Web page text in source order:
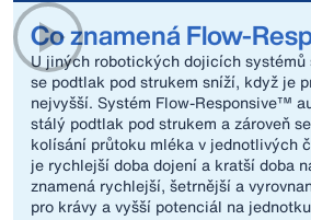
Co znamená Flow-
U jiných robotických dojicích systémů
se podtlak pod strukem sníží, když je
nejvyšší. Systém Flow-Responsive™
stálý podtlak pod strukem a zároveň
kolísání průtoku mléka v jednotlivých
je rychlejší doba dojení a kratší doba
znamená rychlejší, šetrnější a
pro krávy a vyšší potenciál na